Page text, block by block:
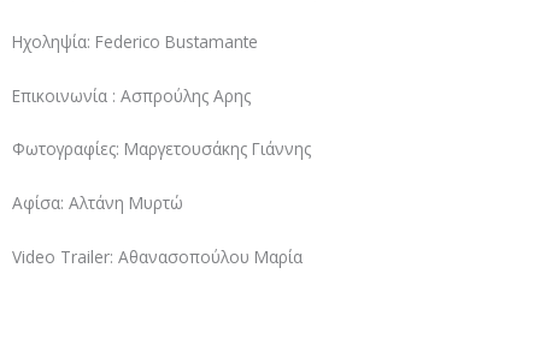
Ηχοληψία: Federico Bustamante
Επικοινωνία : Ασπρούλης Αρης
Φωτογραφίες: Μαργετουσάκης Γιάννης
Αφίσα: Αλτάνη Μυρτώ
Video Trailer: Αθανασοπούλου Μαρία